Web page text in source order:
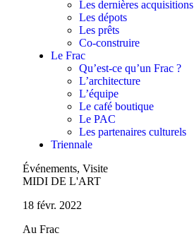
Les dernières acquisitions
Les dépots
Les prêts
Co-construire
Le Frac
Qu’est-ce qu’un Frac ?
L’architecture
L’équipe
Le café boutique
Le PAC
Les partenaires culturels
Triennale
Événements, Visite
MIDI DE L'ART
18 févr. 2022
Au Frac